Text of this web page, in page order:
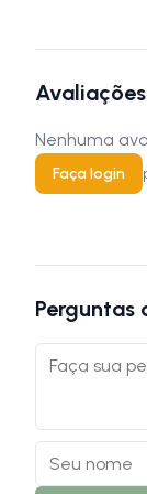
Avaliações
Nenhuma
Faça login
Perguntas